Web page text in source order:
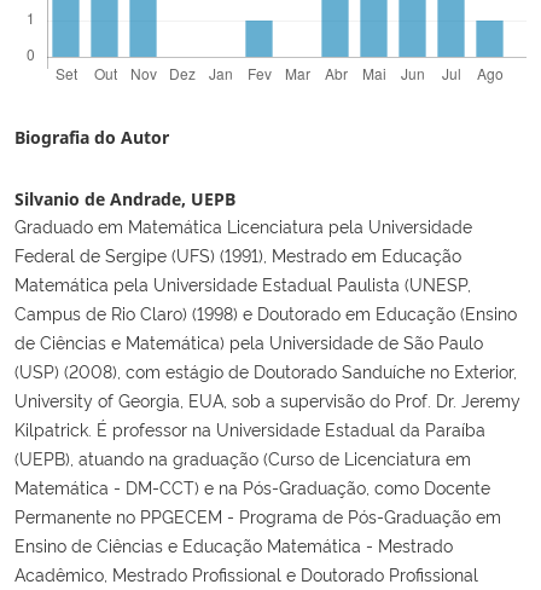
Biografia do Autor
Silvanio de Andrade, UEPB
Graduado em Matemática Licenciatura pela Universidade
Federal de Sergipe (UFS) (1991), Mestrado em Educação
Matemática pela Universidade Estadual Paulista (UNESP,
Campus de Rio Claro) (1998) e Doutorado em Educação (Ensino
de Ciências e Matemática) pela Universidade de São Paulo
(USP) (2008), com estágio de Doutorado Sanduíche no Exterior,
University of Georgia, EUA, sob a supervisão do Prof. Dr. Jeremy
Kilpatrick. É professor na Universidade Estadual da Paraíba
(UEPB), atuando na graduação (Curso de Licenciatura em
Matemática - DM-CCT) e na Pós-Graduação, como Docente
Permanente no PPGECEM - Programa de Pós-Graduação em
Ensino de Ciências e Educação Matemática - Mestrado
Acadêmico, Mestrado Profissional e Doutorado Profissional